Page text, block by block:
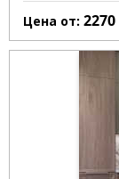
Цена от: 2270